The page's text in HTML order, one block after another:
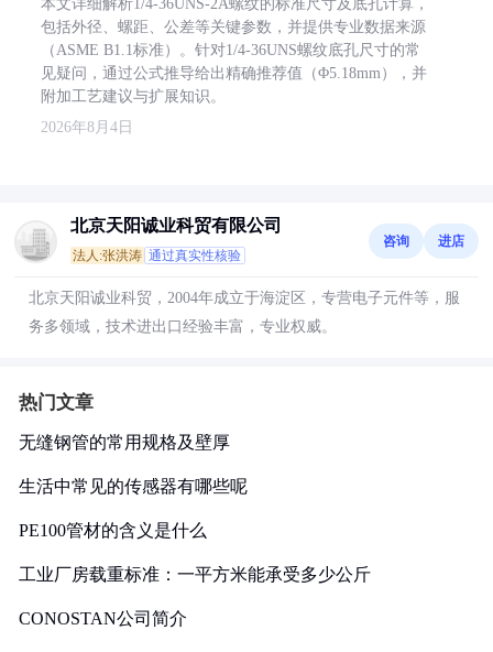
本文详细解析1/4-36UNS-2A螺纹的标准尺寸及底孔计算，
包括外径、螺距、公差等关键参数，并提供专业数据来源
（ASME B1.1标准）。针对1/4-36UNS螺纹底孔尺寸的常
见疑问，通过公式推导给出精确推荐值（Φ5.18mm），并
附加工艺建议与扩展知识。
2026年8月4日
北京天阳诚业科贸有限公司
法人:张洪涛 通过真实性核验
咨询 进店
北京天阳诚业科贸，2004年成立于海淀区，专营电子元件等，服
务多领域，技术进出口经验丰富，专业权威。
热门文章
无缝钢管的常用规格及壁厚
生活中常见的传感器有哪些呢
PE100管材的含义是什么
工业厂房载重标准：一平方米能承受多少公斤
CONOSTAN公司简介